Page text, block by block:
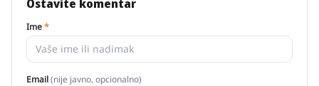
Ostavite komentar
Ime*
Email(nije javno, opcionalno)